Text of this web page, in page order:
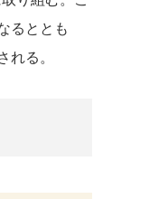
るととも
る。